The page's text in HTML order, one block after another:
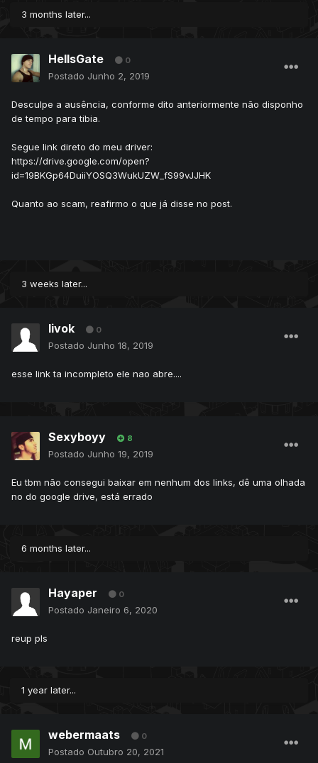
3 months later...
HellsGate 0
Postado Junho 2, 2019
Desculpe a ausência, conforme dito anteriormente não disponho
de tempo para tibia.
Segue link direto do meu driver:
https://drive.google.com/open?
id=19BKGp64DuiiYOSQ3WukUZW_fS99vJJHK
Quanto ao scam, reafirmo o que já disse no post.
3 weeks later...
livok 0
Postado Junho 18, 2019
esse link ta incompleto ele nao abre....
Sexyboyy 8
Postado Junho 19, 2019
Eu tbm não consegui baixar em nenhum dos links, dê uma olhada
no do google drive, está errado
6 months later...
Hayaper 0
Postado Janeiro 6, 2020
reup pls
1 year later...
webermaats 0
Postado Outubro 20, 2021